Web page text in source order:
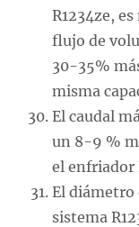
R1234ze,
flujo de
30-35%
misma
El caudal
un 8-9 %
el enfriador
El diámetro
sistema